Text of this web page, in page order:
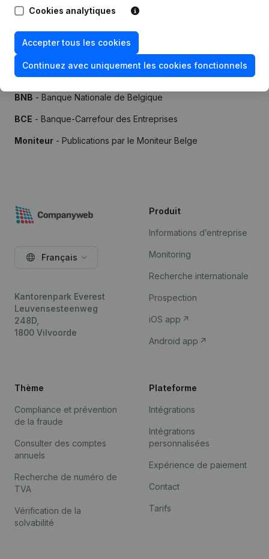
Sources
BNB - Banque Nationale de Belgique
BCE - Banque-Carrefour des Entreprises
Moniteur - Publications par le Moniteur Belge
Cookies analytiques
Accepter tous les cookies
Continuez avec uniquement les cookies fonctionnels
Français
Kantorenpark Everest
Leuvensesteenweg
248D,
1800 Vilvoorde
Produit
Informations d’entreprise
Monitoring
Recherche internationale
Prospection
iOS app
Android app
Thème
Compliance et prévention
de la fraude
Consulter des comptes
annuels
Recherche de numéro de
TVA
Vérification de la
solvabilité
Plateforme
Intégrations
Intégrations
personnalisées
Expérience de paiement
Contact
Tarifs